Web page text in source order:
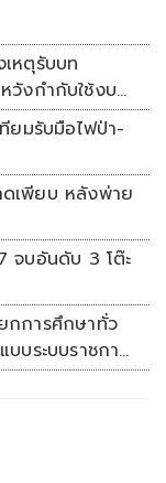
หตุรับบท
วังกำกับใช้งบ
AI ระดับโปร
ซฟงบไป
เอกชนขาดทุน
ยมรับมือไฟป่า-
เพียบ หลังพ่าย
จบอันดับ 3 โต๊ะ
กการศึกษาทั่ว
บระบบราชการ